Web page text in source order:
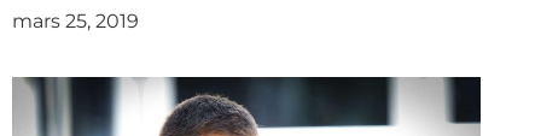
mars 25, 2019